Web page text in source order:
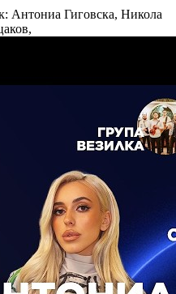
Антониа Гиговска, Никола